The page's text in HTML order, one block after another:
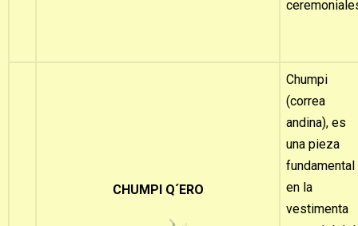
CHUMPI Q´ERO
Chumpi
(correa
andina), es
una pieza
fundamental
en la
vestimenta